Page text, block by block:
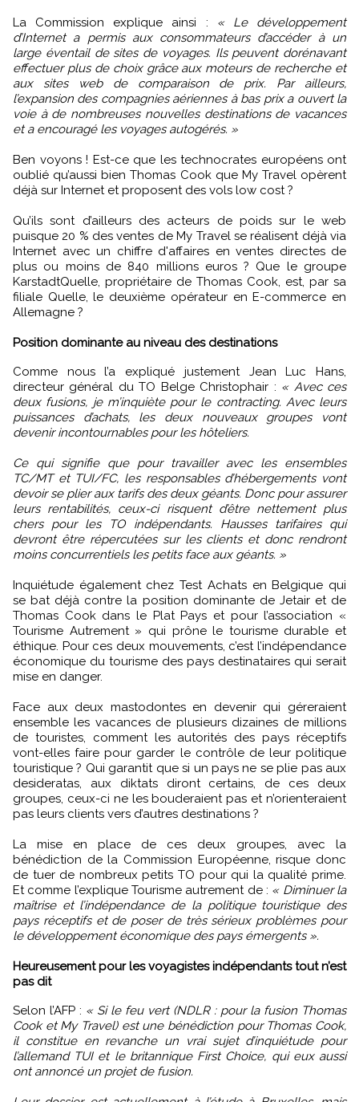
La Commission explique ainsi : « Le développement
d’Internet a permis aux consommateurs d’accéder à un
large éventail de sites de voyages. Ils peuvent dorénavant
effectuer plus de choix grâce aux moteurs de recherche et
aux sites web de comparaison de prix. Par ailleurs,
l’expansion des compagnies aériennes à bas prix a ouvert la
voie à de nombreuses nouvelles destinations de vacances
et a encouragé les voyages autogérés. »
Ben voyons ! Est-ce que les technocrates européens ont
oublié qu’aussi bien Thomas Cook que My Travel opèrent
déjà sur Internet et proposent des vols low cost ?
Qu’ils sont d’ailleurs des acteurs de poids sur le web
puisque 20 % des ventes de My Travel se réalisent déjà via
Internet avec un chiffre d'affaires en ventes directes de
plus ou moins de 840 millions euros ? Que le groupe
KarstadtQuelle, propriétaire de Thomas Cook, est, par sa
filiale Quelle, le deuxième opérateur en E-commerce en
Allemagne ?
Position dominante au niveau des destinations
Comme nous l’a expliqué justement Jean Luc Hans,
directeur général du TO Belge Christophair : « Avec ces
deux fusions, je m’inquiète pour le contracting. Avec leurs
puissances d’achats, les deux nouveaux groupes vont
devenir incontournables pour les hôteliers.
Ce qui signifie que pour travailler avec les ensembles
TC/MT et TUI/FC, les responsables d’hébergements vont
devoir se plier aux tarifs des deux géants. Donc pour assurer
leurs rentabilités, ceux-ci risquent d’être nettement plus
chers pour les TO indépendants. Hausses tarifaires qui
devront être répercutées sur les clients et donc rendront
moins concurrentiels les petits face aux géants. »
Inquiétude également chez Test Achats en Belgique qui
se bat déjà contre la position dominante de Jetair et de
Thomas Cook dans le Plat Pays et pour l’association «
Tourisme Autrement » qui prône le tourisme durable et
éthique. Pour ces deux mouvements, c’est l’indépendance
économique du tourisme des pays destinataires qui serait
mise en danger.
Face aux deux mastodontes en devenir qui géreraient
ensemble les vacances de plusieurs dizaines de millions
de touristes, comment les autorités des pays réceptifs
vont-elles faire pour garder le contrôle de leur politique
touristique ? Qui garantit que si un pays ne se plie pas aux
desideratas, aux diktats diront certains, de ces deux
groupes, ceux-ci ne les bouderaient pas et n’orienteraient
pas leurs clients vers d’autres destinations ?
La mise en place de ces deux groupes, avec la
bénédiction de la Commission Européenne, risque donc
de tuer de nombreux petits TO pour qui la qualité prime.
Et comme l’explique Tourisme autrement de : « Diminuer la
maîtrise et l’indépendance de la politique touristique des
pays réceptifs et de poser de très sérieux problèmes pour
le développement économique des pays émergents ».
Heureusement pour les voyagistes indépendants tout n’est
pas dit
Selon l’AFP : « Si le feu vert (NDLR : pour la fusion Thomas
Cook et My Travel) est une bénédiction pour Thomas Cook,
il constitue en revanche un vrai sujet d’inquiétude pour
l’allemand TUI et le britannique First Choice, qui eux aussi
ont annoncé un projet de fusion.